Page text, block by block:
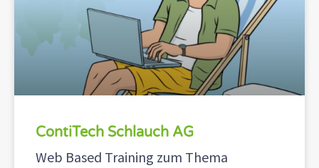
ContiTech Schlauch AG
Web Based Training zum Thema